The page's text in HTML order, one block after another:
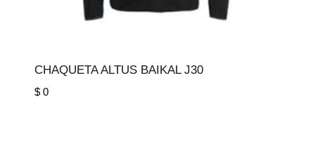
CHAQUETA ALTUS BAIKAL J30
$0